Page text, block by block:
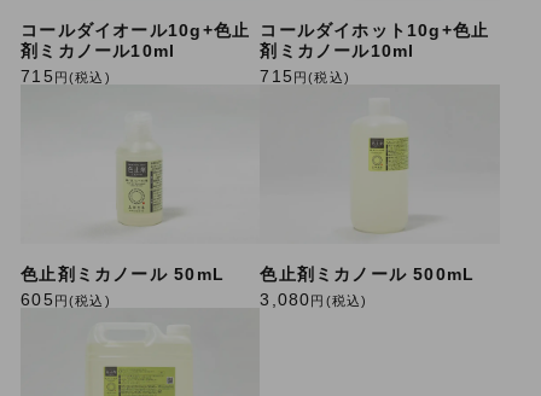
コールダイオール10g+色止
剤ミカノール10ml
715 円(税込)
コールダイホット10g+色止
剤ミカノール10ml
715 円(税込)
色止剤ミカノール 50mL
605 円(税込)
色止剤ミカノール 500mL
3,080円(税込)